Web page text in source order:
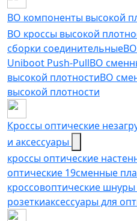
ВО компоненты высокой
ВО кроссы высокой
сборки соединительные
Uniboot Push-PullВО
высокой плотностиВО
высокой плотности
Кроссы оптические
и аксессуары
кроссы оптические
оптические 19сменные
кроссовоптические
розеткиаксессуары для